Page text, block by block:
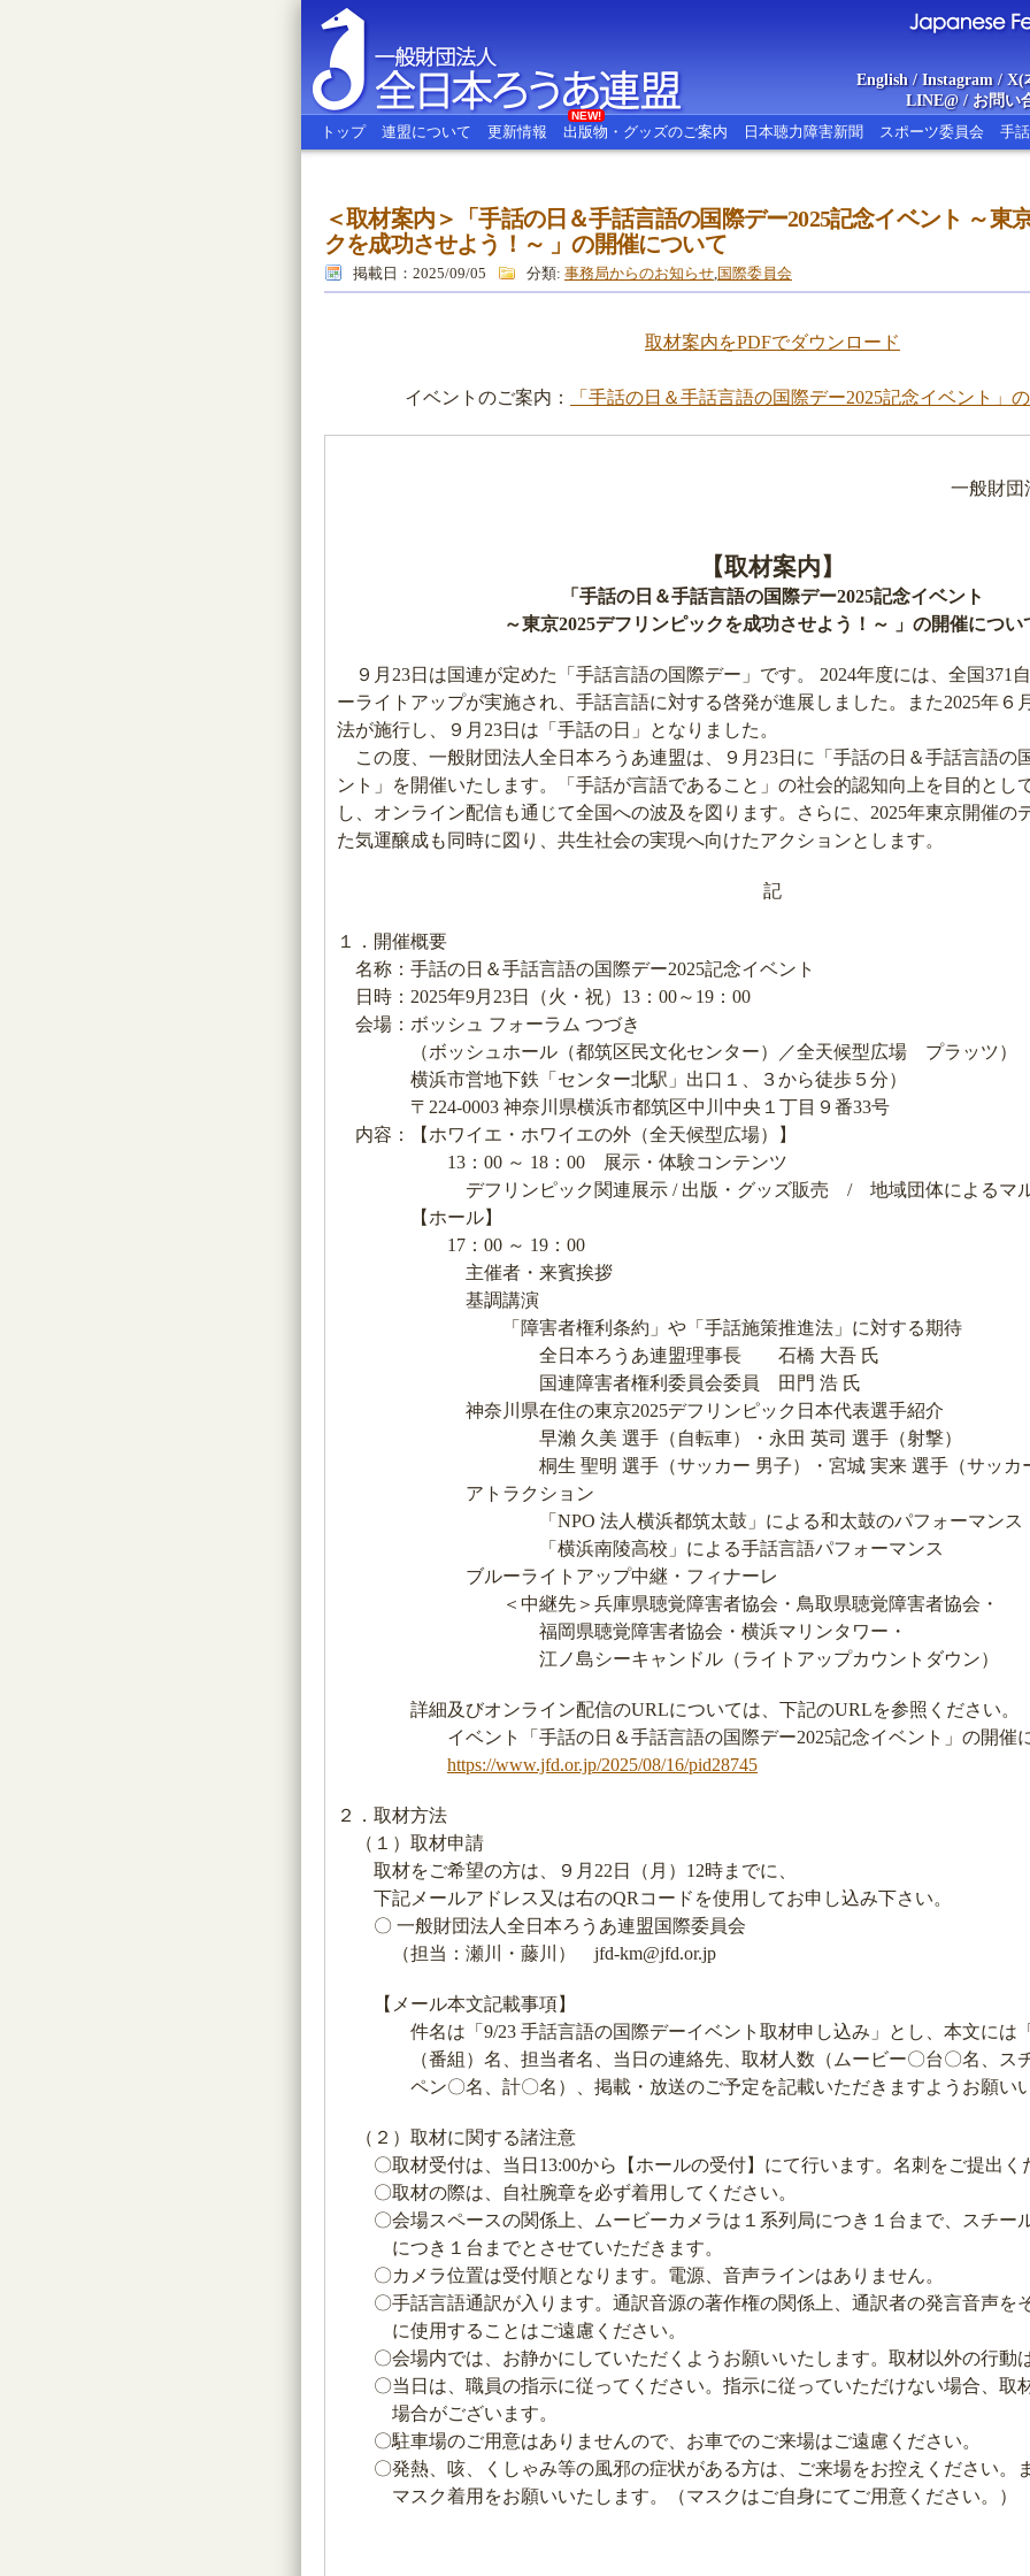
全日本ろうあ連盟
English/ Instagram/ X(
LINE@/ お問い
トップ
連盟について 更新情報 出版物・グッズのご案内
NEW!
日本聴力障害新聞 スポーツ委員会 手
＜取材案内＞「手話の日＆手話言語の国際デー2025記念イベント ～東
クを成功させよう！～ 」の開催について
掲載日：2025/09/05 分類: 事務局からのお知らせ,国際委員会
取材案内をPDFでダウンロード
イベントのご案内： 「手話の日＆手話言語の国際デー2025記念イベント」
一般財団
【取材案内】
「手話の日＆手話言語の国際デー2025記念イベント
～東京2025デフリンピックを成功させよう！～ 」の開催につい
９月23日は国連が定めた「手話言語の国際デー」です。 2024年度には、全国371
ーライトアップが実施され、手話言語に対する啓発が進展しました。また2025年６
法が施行し、９月23日は「手話の日」となりました。
この度、一般財団法人全日本ろうあ連盟は、９月23日に「手話の日＆手話言語の
ント」を開催いたします。「手話が言語であること」の社会的認知向上を目的とし
し、オンライン配信も通じて全国への波及を図ります。さらに、2025年東京開催の
た気運醸成も同時に図り、共生社会の実現へ向けたアクションとします。
記
１．開催概要
名称：手話の日＆手話言語の国際デー2025記念イベント
日時：2025年9月23日（火・祝）13：00～19：00
会場：ボッシュ フォーラム つづき
（ボッシュホール（都筑区民文化センター）／全天候型広場 プラッツ）
横浜市営地下鉄「センター北駅」出口１、３から徒歩５分）
〒224-0003 神奈川県横浜市都筑区中川中央１丁目９番33号
内容：【ホワイエ・ホワイエの外（全天候型広場）】
13：00 ～ 18：00 展示・体験コンテンツ
デフリンピック関連展示 / 出版・グッズ販売 / 地域団体によるマル
【ホール】
17：00 ～ 19：00
主催者・来賓挨拶
基調講演
「障害者権利条約」や「手話施策推進法」に対する期待
全日本ろうあ連盟理事長 石橋 大吾 氏
国連障害者権利委員会委員 田門 浩 氏
神奈川県在住の東京2025デフリンピック日本代表選手紹介
早瀨 久美 選手（自転車）・永田 英司 選手（射撃）
桐生 聖明 選手（サッカー 男子）・宮城 実来 選手（サッカー
アトラクション
「NPO 法人横浜都筑太鼓」による和太鼓のパフォーマンス
「横浜南陵高校」による手話言語パフォーマンス
ブルーライトアップ中継・フィナーレ
＜中継先＞兵庫県聴覚障害者協会・鳥取県聴覚障害者協会・
福岡県聴覚障害者協会・横浜マリンタワー・
江ノ島シーキャンドル（ライトアップカウントダウン）
詳細及びオンライン配信のURLについては、下記のURLを参照ください。
イベント「手話の日＆手話言語の国際デー2025記念イベント」の開催に
https://www.jfd.or.jp/2025/08/16/pid28745
２．取材方法
（１）取材申請
取材をご希望の方は、９月22日（月）12時までに、
下記メールアドレス又は右のQRコードを使用してお申し込み下さい。
〇 一般財団法人全日本ろうあ連盟国際委員会
（担当：瀬川・藤川） jfd-km@jfd.or.jp
【メール本文記載事項】
件名は「9/23 手話言語の国際デーイベント取材申し込み」とし、本文には
（番組）名、担当者名、当日の連絡先、取材人数（ムービー〇台〇名、スチ
ペン〇名、計〇名）、掲載・放送のご予定を記載いただきますようお願いい
（２）取材に関する諸注意
〇取材受付は、当日13:00から【ホールの受付】にて行います。名刺をご提出く
〇取材の際は、自社腕章を必ず着用してください。
〇会場スペースの関係上、ムービーカメラは１系列局につき１台まで、スチー
につき１台までとさせていただきます。
〇カメラ位置は受付順となります。電源、音声ラインはありません。
〇手話言語通訳が入ります。通訳音源の著作権の関係上、通訳者の発言音声を
に使用することはご遠慮ください。
〇会場内では、お静かにしていただくようお願いいたします。取材以外の行動は
〇当日は、職員の指示に従ってください。指示に従っていただけない場合、取
場合がございます。
〇駐車場のご用意はありませんので、お車でのご来場はご遠慮ください。
〇発熱、咳、くしゃみ等の風邪の症状がある方は、ご来場をお控えください。ま
マスク着用をお願いいたします。（マスクはご自身にてご用意ください。）